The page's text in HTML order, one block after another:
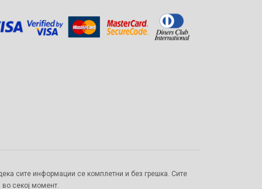
сите информации се комплетни и без грешка. Сите
секој момент.